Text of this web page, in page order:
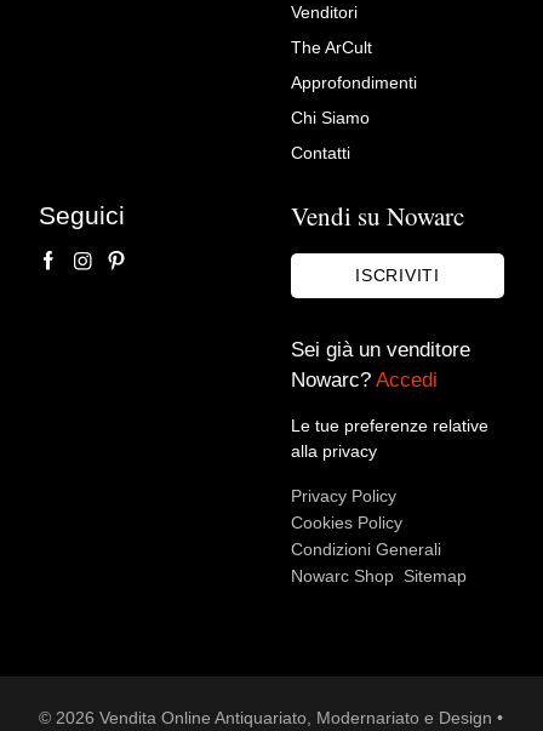
Richiedi Maggiori Info su
Cassettone antico a Tombeau
in legno esotico pregiato con
piano in marmo rosso
Borrelli Antichità s.r.l.
Accetto le condizioni sullaprivacy policy
Voglio rimanere aggiornato sulle ultime novità.
Venditori
The ArCult
Approfondimenti
Chi Siamo
Contatti
Seguici Vendi su Nowarc
ISCRIVITI
Sei già un venditore
Nowarc? Accedi
Le tue preferenze relative
alla privacy
Privacy Policy
Cookies Policy
Condizioni Generali
Nowarc Shop Sitemap
© 2026 Vendita Online Antiquariato, Modernariato e Design •